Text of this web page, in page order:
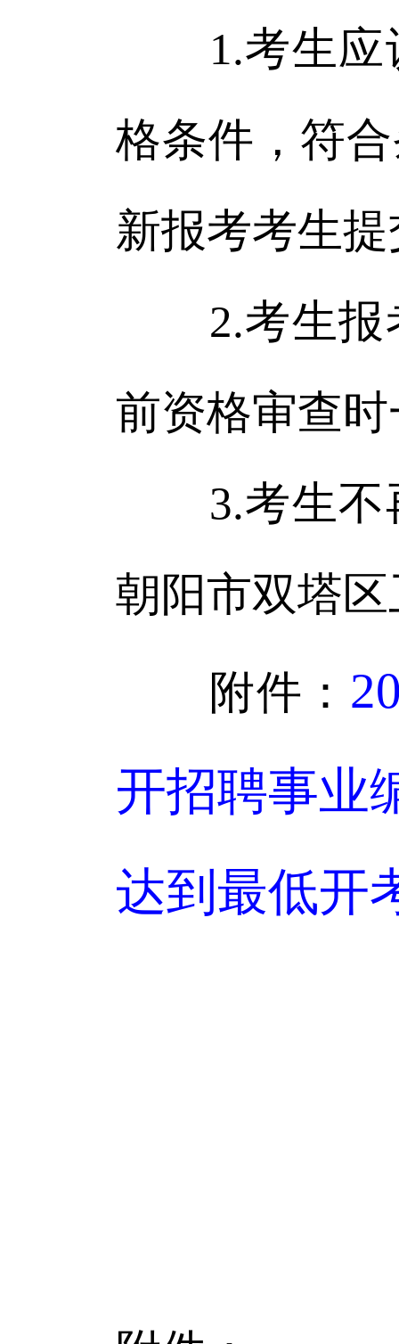
1.考生应认
格条件，符
新报考考生
2.考生报考
前资格审查
3.考生不再
朝阳市双塔
附件：
开招聘事业
达到最低开